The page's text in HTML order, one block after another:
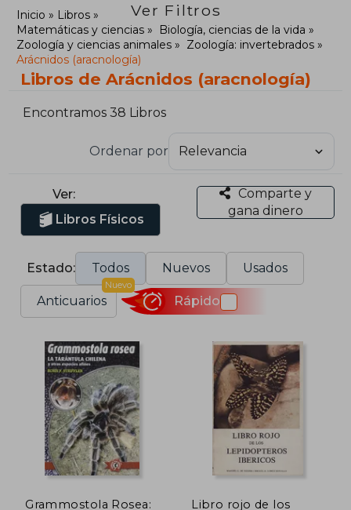
Ver Filtros
Inicio
Libros
Matemáticas y ciencias
Biología, ciencias de la vida
Zoología y ciencias animales
Zoología: invertebrados
Arácnidos (aracnología)
Libros de Arácnidos (aracnología)
Encontramos 38 Libros
Ordenar por
Ver:
Libros Físicos
Comparte y
gana dinero
Estado: Todos Nuevos Usados
Anticuarios
Nuevo
Rápido
Grammostola Rosea:
Libro rojo de los